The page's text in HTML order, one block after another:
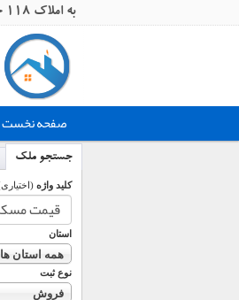
به املاک 118 خوش آمدید
صفحه نخست
جستجو ملک
کلید واژه
استان
همه استان ها
نوع ثبت
فروش